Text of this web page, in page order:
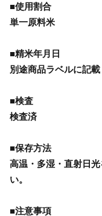
■使用割合
単一原料米
■精米年月日
別途商品ラベルに記載
■検査
検査済
■保存方法
高温・多湿・直射日
い。
■注意事項